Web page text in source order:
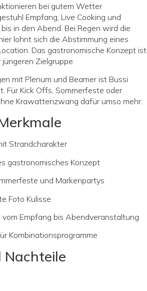
bei gutem Wetter
Empfang, Live Cooking und
in den Abend. Bei Regen wird die
lohnt sich die Abstimmung eines
Das gastronomische Konzept ist
Zielgruppe.
mit Plenum und Beamer ist Bussi
Für Kick Offs, Sommerfeste oder
Krawattenzwang dafür umso mehr.
Strandcharakter
gastronomisches Konzept
und Markenpartys
Foto Kulisse
vom Empfang bis Abendveranstaltung
Kombinationsprogramme
Nachteile